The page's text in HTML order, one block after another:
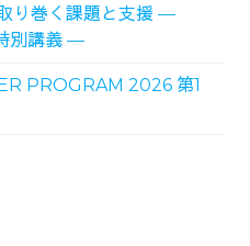
り巻く課題と支援 ―
別講義 ―
PROGRAM 2026 第1